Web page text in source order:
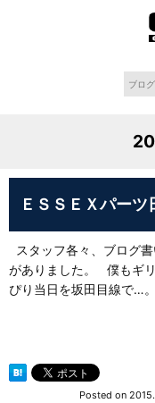
ＥＳＳＥＸパー
スタッフ各々、ブログ
がありました。 僕もギ
ぴり当日を坂田目線で
Posted on